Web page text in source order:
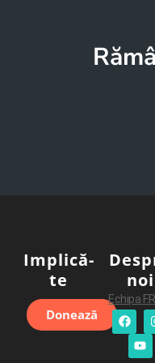
Implică-
te
Donează
noi
Echipa